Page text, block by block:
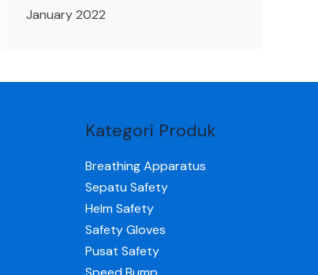
January 2022
Kategori Produk
Breathing Apparatus
Sepatu Safety
Helm Safety
Safety Gloves
Pusat Safety